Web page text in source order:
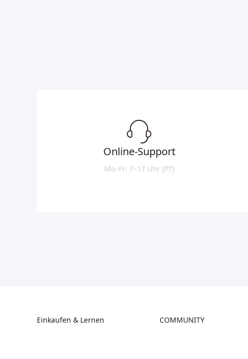
Online-Support
Mo–Fr: 7–17 Uhr (PT)
Einkaufen & Lernen COMMUNITY